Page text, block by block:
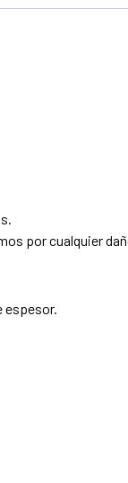
por cualquier
espesor.